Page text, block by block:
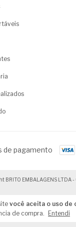
você aceita o uso de
de compra.
Entendi
de pagamento
BRITO EMBALAGENS LTDA